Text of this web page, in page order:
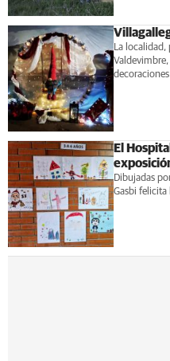
La localidad,
El
Dibujadas
Gasbi felicita